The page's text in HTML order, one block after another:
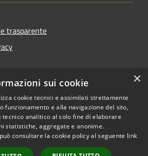
trasparente
accessibilità
Copyright © 2026 • Comune di
Bellaria Igea Marina • Powered
byMunicipium Accesso
×
sui cookie
cookie tecnici e assimilati strettamente
funzionamento e alla navigazione del sito,
tecnico analitico al solo fine di elaborare
statistiche, aggregate e anonime.
consultare la cookie policy al seguente link